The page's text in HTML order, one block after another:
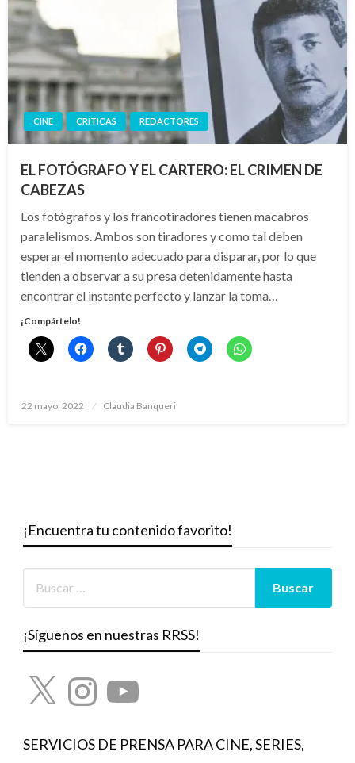
CINE CRÍTICAS REDACTORES
EL FOTÓGRAFO Y EL CARTERO: EL CRIMEN DE
CABEZAS
Los fotógrafos y los francotiradores tienen macabros
paralelismos. Ambos son tiradores y como tal deben
esperar el momento adecuado para disparar, por lo que
tienden a observar a su presa detenidamente hasta
encontrar el instante perfecto y lanzar la toma…
¡Compártelo!
Publicado
22 mayo, 2022 Claudia Banqueri
¡Encuentra tu contenido favorito!
¡Síguenos en nuestras RRSS!
X InstagramYouTube
SERVICIOS DE PRENSA PARA CINE, SERIES,